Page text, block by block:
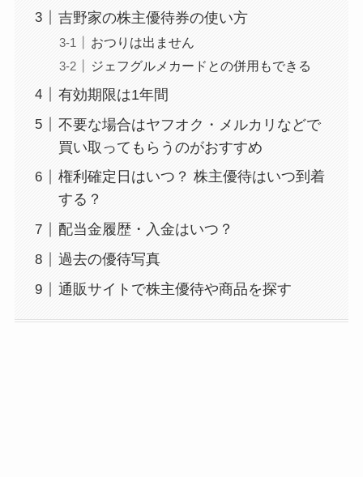
吉野家の株主優待券の使い方
おつりは出ません
ジェフグルメカードとの併用もできる
有効期限は1年間
不要な場合はヤフオク・メルカリなどで
買い取ってもらうのがおすすめ
権利確定日はいつ？ 株主優待はいつ到着
する？
配当金履歴・入金はいつ？
過去の優待写真
通販サイトで株主優待や商品を探す